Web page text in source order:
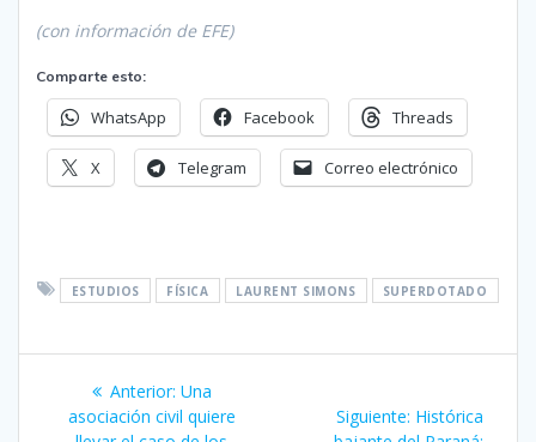
(con información de EFE)
Comparte esto:
WhatsApp Facebook Threads
X Telegram Correo electrónico
ESTUDIOS FÍSICA LAURENT SIMONS SUPERDOTADO
Navegación
Anterior: Entrada
anterior:
Una
asociación civil quiere
Siguiente: Siguiente
Histórica